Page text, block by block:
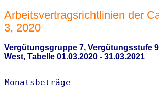
Arbeitsvertragsrichtlinien der
3, 2020
Vergütungsgruppe 7, Vergütungsstufe
West, Tabelle 01.03.2020 - 31.03.2021
Monatsbeträge